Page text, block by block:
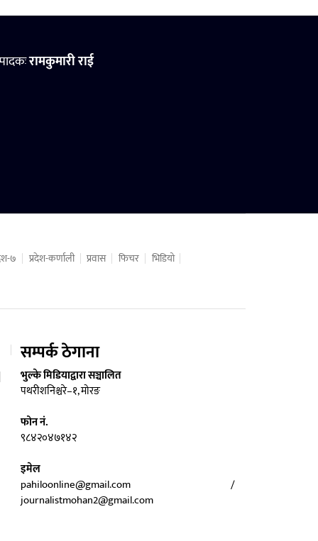
रामकुमारी राई
७ प्रदेश-कर्णाली प्रवास फिचर
भिडियो
सम्पर्क ठेगाना
भुल्के मिडियाद्वारा सञ्चालित
पथरीशनिश्चरे–१, मोरङ
फोन नं.
९८४२०४७१४२
इमेल
pahiloonline@gmail.com /
journalistmohan2@gmail.com